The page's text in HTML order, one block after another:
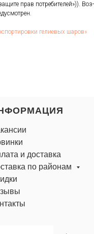
прав пот­ре­бите­лей»)). Воз­
ге­ли­евых ша­ров»
и доставка
по районам